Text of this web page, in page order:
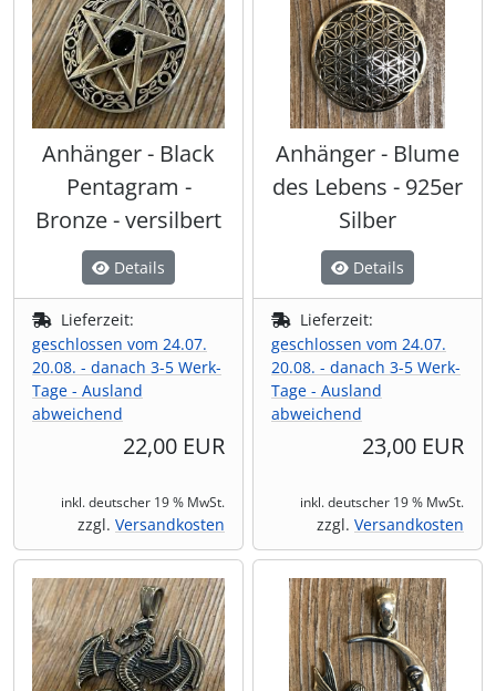
Anhänger - Black
Pentagram -
Bronze - versilbert
Details
Lieferzeit:
geschlossen vom 24.07.
20.08. - danach 3-5 Werk-
Tage - Ausland
abweichend
22,00 EUR
inkl. deutscher 19 % MwSt.
zzgl. Versandkosten
Anhänger - Blume
des Lebens - 925er
Silber
Details
Lieferzeit:
geschlossen vom 24.07.
20.08. - danach 3-5 Werk-
Tage - Ausland
abweichend
23,00 EUR
inkl. deutscher 19 % MwSt.
zzgl. Versandkosten
Shisha & Raucherbedarf
Steampunk (28)
Trinkflaschen & -schläuche
Trinkhörner, Halter & Ständer
Trommeln, Klagschalen & Musikinstrumente (37)
Truhen & Kisten
Umhängetaschen